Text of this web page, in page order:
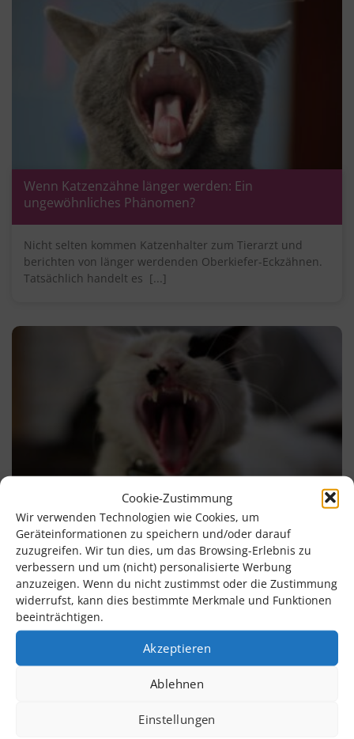
Cookie-Zustimmung
Wir verwenden Technologien wie Cookies, um
Geräteinformationen zu speichern und/oder darauf
zuzugreifen. Wir tun dies, um das Browsing-Erlebnis zu
verbessern und um (nicht) personalisierte Werbung
anzuzeigen. Wenn du nicht zustimmst oder die Zustimmung
widerrufst, kann dies bestimmte Merkmale und Funktionen
beeinträchtigen.
Akzeptieren
Ablehnen
Einstellungen
Wenn Katzenzähne länger werden: Ein
ungewöhnliches Phänomen?
Nicht selten kommen Katzenhalter zum Tierarzt und
berichten von länger werdenden Oberkiefer-Eckzähnen.
Tatsächlich handelt es [...]
Haben Katzen Zahnschmerzen?
Ja, Katzen haben Zahnschmerzen! Nur sehr wenige
Katzen zeigen allerdings, wenn sie Probleme mit den [...]